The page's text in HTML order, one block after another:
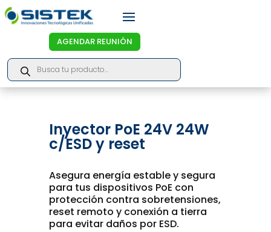
AGENDAR REUNIÓN
Products
search
Inyector PoE 24V 24W
c/ESD y reset
Asegura energía estable y segura
para tus dispositivos PoE con
protección contra sobretensiones,
reset remoto y conexión a tierra
para evitar daños por ESD.